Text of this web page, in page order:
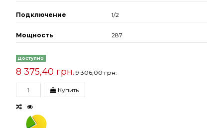
Подключение 1/2
Мощность 287
Доступно
8 375,40 грн. 9 306,00 грн.
Купить